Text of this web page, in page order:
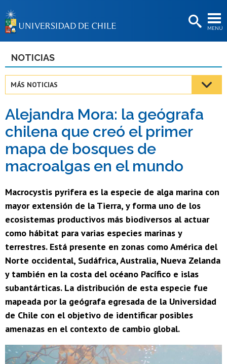
MENÚ
BIBLIOTECAS
Estudiantes
Académicas/os
Funcionarias/os
Egresadas/os
NOTICIAS
MÁS NOTICIAS
Alejandra Mora: la geógrafa
chilena que creó el primer
mapa de bosques de
macroalgas en el mundo
Macrocystis pyrifera es la especie de alga marina con
mayor extensión de la Tierra, y forma uno de los
ecosistemas productivos más biodiversos al actuar
como hábitat para varias especies marinas y
terrestres. Está presente en zonas como América del
Norte occidental, Sudáfrica, Australia, Nueva Zelanda
y también en la costa del océano Pacífico e islas
subantárticas. La distribución de esta especie fue
mapeada por la geógrafa egresada de la Universidad
de Chile con el objetivo de identificar posibles
amenazas en el contexto de cambio global.